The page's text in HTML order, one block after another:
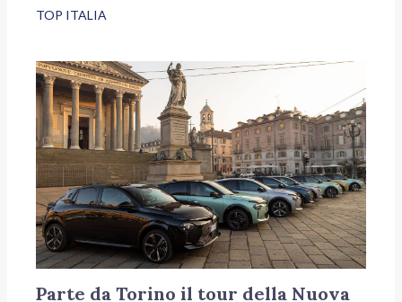
TOP ITALIA
Parte da Torino il tour della Nuova